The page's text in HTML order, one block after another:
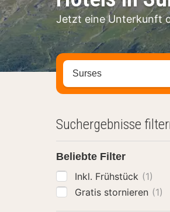
Jetzt eine Unterkunft
Stadt, Region oder
Suchergebnisse
Beliebte Filter
Inkl. Frühstück (1)
Gratis stornieren (1)